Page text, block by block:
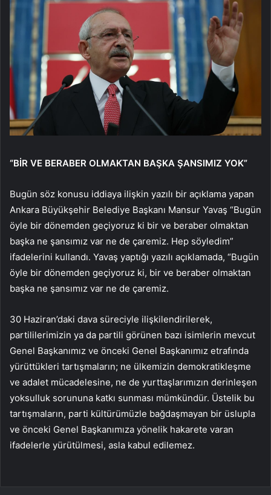
“BİR VE BERABER OLMAKTAN BAŞKA ŞANSIMIZ YOK”
Bugün söz konusu iddiaya ilişkin yazılı bir açıklama yapan
Ankara Büyükşehir Belediye Başkanı Mansur Yavaş “Bugün
öyle bir dönemden geçiyoruz ki bir ve beraber olmaktan
başka ne şansımız var ne de çaremiz. Hep söyledim”
ifadelerini kullandı. Yavaş yaptığı yazılı açıklamada, “Bugün
öyle bir dönemden geçiyoruz ki, bir ve beraber olmaktan
başka ne şansımız var ne de çaremiz.
30 Haziran’daki dava süreciyle ilişkilendirilerek,
partililerimizin ya da partili görünen bazı isimlerin mevcut
Genel Başkanımız ve önceki Genel Başkanımız etrafında
yürüttükleri tartışmaların; ne ülkemizin demokratikleşme
ve adalet mücadelesine, ne de yurttaşlarımızın derinleşen
yoksulluk sorununa katkı sunması mümkündür. Üstelik bu
tartışmaların, parti kültürümüzle bağdaşmayan bir üslupla
ve önceki Genel Başkanımıza yönelik hakarete varan
ifadelerle yürütülmesi, asla kabul edilemez.